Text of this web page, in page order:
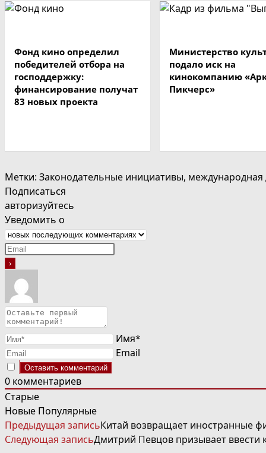
Фонд кино определил
победителей отбора на
господдержку:
финансирование получат
83 новых проекта
Министерство
подало иск на
кинокомпанию
Пикчерс»
Метки: Законодательные инициативы, международная
Подписаться
авторизуйтесь
Уведомить о
Имя*
Email
0 комментариев
Старые
Новые Популярные
ЧИТАТЬ
ДАЛЕЕ
СТАТЬИ
Предыдущая записьКитай возвращает иностранные
Следующая записьДмитрий Певцов призывает ввести